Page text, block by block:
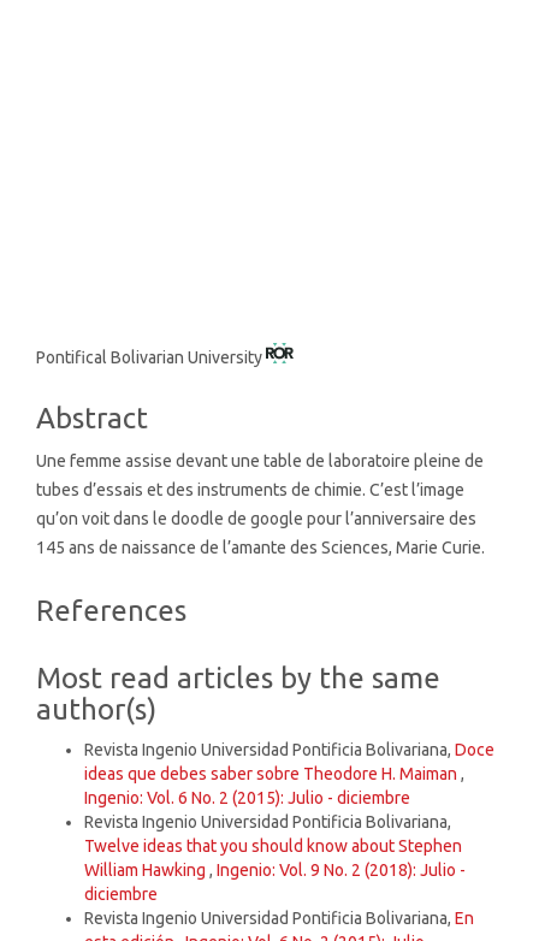
Main
Content
Pontifical Bolivarian University
Abstract
Une femme assise devant une table de laboratoire pleine de
tubes d’essais et des instruments de chimie. C’est l’image
qu’on voit dans le doodle de google pour l’anniversaire des
145 ans de naissance de l’amante des Sciences, Marie Curie.
Article
References
Most read articles by the same
author(s)
Revista Ingenio Universidad Pontificia Bolivariana, Doce
ideas que debes saber sobre Theodore H. Maiman ,
Ingenio: Vol. 6 No. 2 (2015): Julio - diciembre
Revista Ingenio Universidad Pontificia Bolivariana,
Twelve ideas that you should know about Stephen
William Hawking , Ingenio: Vol. 9 No. 2 (2018): Julio -
diciembre
Revista Ingenio Universidad Pontificia Bolivariana, En